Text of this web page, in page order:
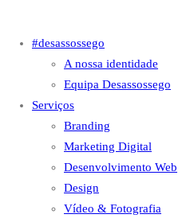
#desassossego
A nossa identidade
Equipa Desassossego
Serviços
Branding
Marketing Digital
Desenvolvimento Web
Design
Vídeo & Fotografia